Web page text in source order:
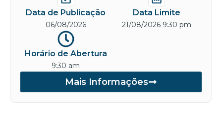
Data de Publicação
06/08/2026
Data Limite
21/08/2026 9:30 pm
Horário de Abertura
9:30 am
Mais Informações